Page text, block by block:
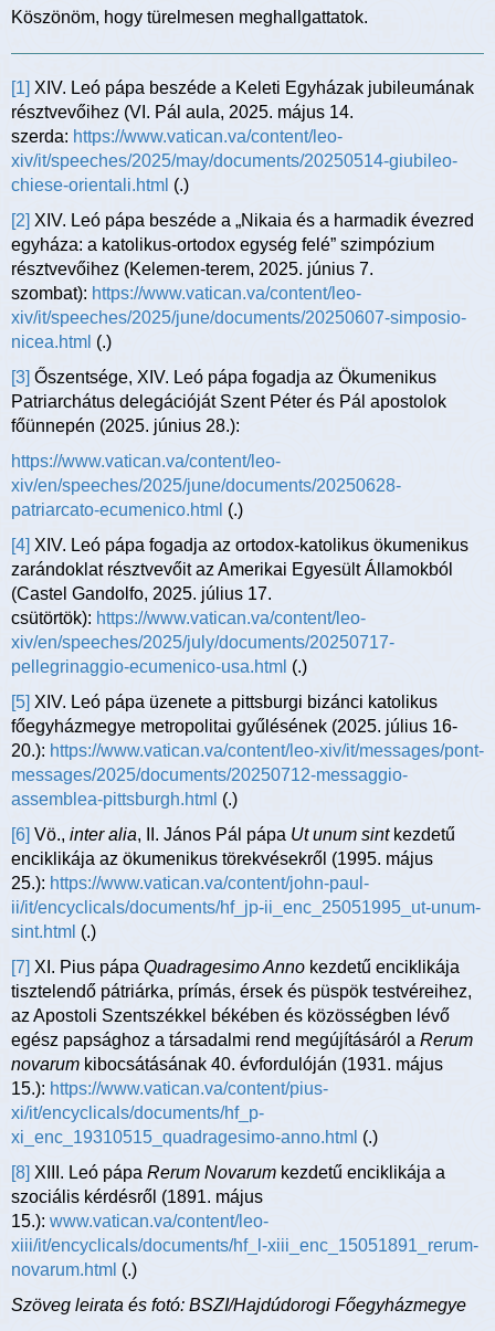
Köszönöm, hogy türelmesen meghallgattatok.
[1] XIV. Leó pápa beszéde a Keleti Egyházak jubileumának
résztvevőihez (VI. Pál aula, 2025. május 14.
szerda: https://www.vatican.va/content/leo-
xiv/it/speeches/2025/may/documents/20250514-giubileo-
chiese-orientali.html (.)
[2] XIV. Leó pápa beszéde a „Nikaia és a harmadik évezred
egyháza: a katolikus-ortodox egység felé” szimpózium
résztvevőihez (Kelemen-terem, 2025. június 7.
szombat): https://www.vatican.va/content/leo-
xiv/it/speeches/2025/june/documents/20250607-simposio-
nicea.html (.)
[3] Őszentsége, XIV. Leó pápa fogadja az Ökumenikus
Patriarchátus delegációját Szent Péter és Pál apostolok
főünnepén (2025. június 28.):
https://www.vatican.va/content/leo-
xiv/en/speeches/2025/june/documents/20250628-
patriarcato-ecumenico.html (.)
[4] XIV. Leó pápa fogadja az ortodox-katolikus ökumenikus
zarándoklat résztvevőit az Amerikai Egyesült Államokból
(Castel Gandolfo, 2025. július 17.
csütörtök): https://www.vatican.va/content/leo-
xiv/en/speeches/2025/july/documents/20250717-
pellegrinaggio-ecumenico-usa.html (.)
[5] XIV. Leó pápa üzenete a pittsburgi bizánci katolikus
főegyházmegye metropolitai gyűlésének (2025. július 16-
20.): https://www.vatican.va/content/leo-xiv/it/messages/pont-
messages/2025/documents/20250712-messaggio-
assemblea-pittsburgh.html (.)
[6] Vö., inter alia, II. János Pál pápa Ut unum sintkezdetű
enciklikája az ökumenikus törekvésekről (1995. május
25.): https://www.vatican.va/content/john-paul-
ii/it/encyclicals/documents/hf_jp-ii_enc_25051995_ut-unum-
sint.html (.)
[7] XI. Pius pápa Quadragesimo Anno kezdetű enciklikája
tisztelendő pátriárka, prímás, érsek és püspök testvéreihez,
az Apostoli Szentszékkel békében és közösségben lévő
egész papsághoz a társadalmi rend megújításáról a Rerum
novarum kibocsátásának 40. évfordulóján (1931. május
15.): https://www.vatican.va/content/pius-
xi/it/encyclicals/documents/hf_p-
xi_enc_19310515_quadragesimo-anno.html (.)
[8] XIII. Leó pápa Rerum Novarum kezdetű enciklikája a
szociális kérdésről (1891. május
15.): www.vatican.va/content/leo-
xiii/it/encyclicals/documents/hf_l-xiii_enc_15051891_rerum-
novarum.html (.)
Szöveg leirata és fotó: BSZI/Hajdúdorogi Főegyházmegye